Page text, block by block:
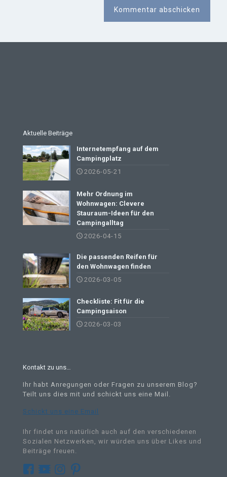
Aktuelle Beiträge
Internetempfang auf dem
Campingplatz
2026-05-21
Mehr Ordnung im
Wohnwagen: Clevere
Stauraum-Ideen für den
Campingalltag
2026-04-15
Die passenden Reifen für
den Wohnwagen finden
2026-03-05
Checkliste: Fit für die
Campingsaison
2026-03-03
Kontakt zu uns…
Ihr habt Anregungen oder Fragen zu unserem Blog?
Teilt uns dies mit und schickt uns eine Mail .
Schickt uns eine Email
Ihr findet uns natürlich auch auf den verschiedenen
Sozialen Netzwerken, wir würden uns über Likes und
Beiträge freuen.